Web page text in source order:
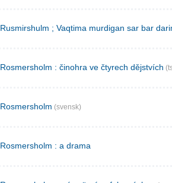
Rusmirshulm ; Vaqtima murdigan sar bar
Rosmersholm : činohra ve čtyrech dějstvích
Rosmersholm (svensk)
Rosmersholm : a drama